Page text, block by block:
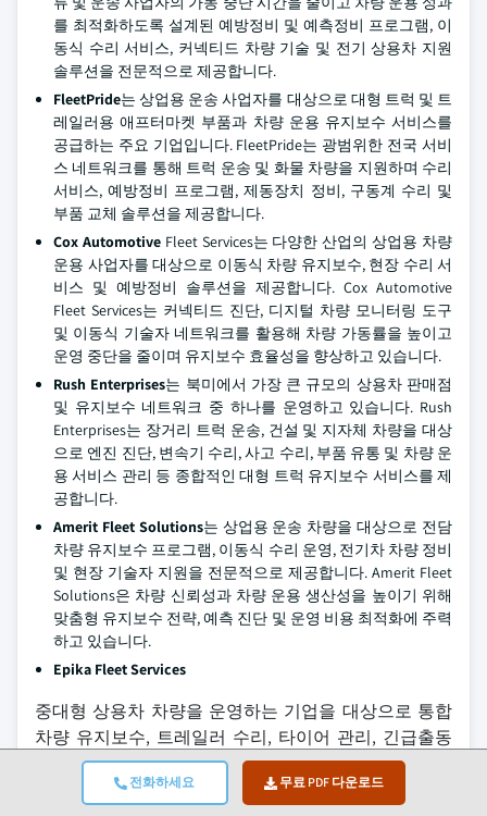
전화하세요 무료 PDF 다운로드
를 최적화하도록 설계된 예방정비 및 예측정비 프로그램, 이
동식 수리 서비스, 커넥티드 차량 기술 및 전기 상용차 지원
솔루션을 전문적으로 제공합니다.
FleetPride는 상업용 운송 사업자를 대상으로 대형 트럭 및 트
레일러용 애프터마켓 부품과 차량 운용 유지보수 서비스를
공급하는 주요 기업입니다. FleetPride는 광범위한 전국 서비
스 네트워크를 통해 트럭 운송 및 화물 차량을 지원하며 수리
서비스, 예방정비 프로그램, 제동장치 정비, 구동계 수리 및
부품 교체 솔루션을 제공합니다.
Cox AutomotiveFleet Services는 다양한 산업의 상업용 차량
운용 사업자를 대상으로 이동식 차량 유지보수, 현장 수리 서
비스 및 예방정비 솔루션을 제공합니다. Cox Automotive
Fleet Services는 커넥티드 진단, 디지털 차량 모니터링 도구
및 이동식 기술자 네트워크를 활용해 차량 가동률을 높이고
운영 중단을 줄이며 유지보수 효율성을 향상하고 있습니다.
Rush Enterprises는 북미에서 가장 큰 규모의 상용차 판매점
및 유지보수 네트워크 중 하나를 운영하고 있습니다. Rush
Enterprises는 장거리 트럭 운송, 건설 및 지자체 차량을 대상
으로 엔진 진단, 변속기 수리, 사고 수리, 부품 유통 및 차량 운
용 서비스 관리 등 종합적인 대형 트럭 유지보수 서비스를 제
공합니다.
Amerit Fleet Solutions는 상업용 운송 차량을 대상으로 전담
차량 유지보수 프로그램, 이동식 수리 운영, 전기차 차량 정비
및 현장 기술자 지원을 전문적으로 제공합니다. Amerit Fleet
Solutions은 차량 신뢰성과 차량 운용 생산성을 높이기 위해
맞춤형 유지보수 전략, 예측 진단 및 운영 비용 최적화에 주력
하고 있습니다.
Epika Fleet Services
중대형 상용차 차량을 운영하는 기업을 대상으로 통합
차량 유지보수, 트레일러 수리, 타이어 관리, 긴급출동
지원 및 모바일 서비스 솔루션을 제공합니다. 이 회사는
확장 가능한 유지보수 운영, 신속한 서비스 대응, 기술 기